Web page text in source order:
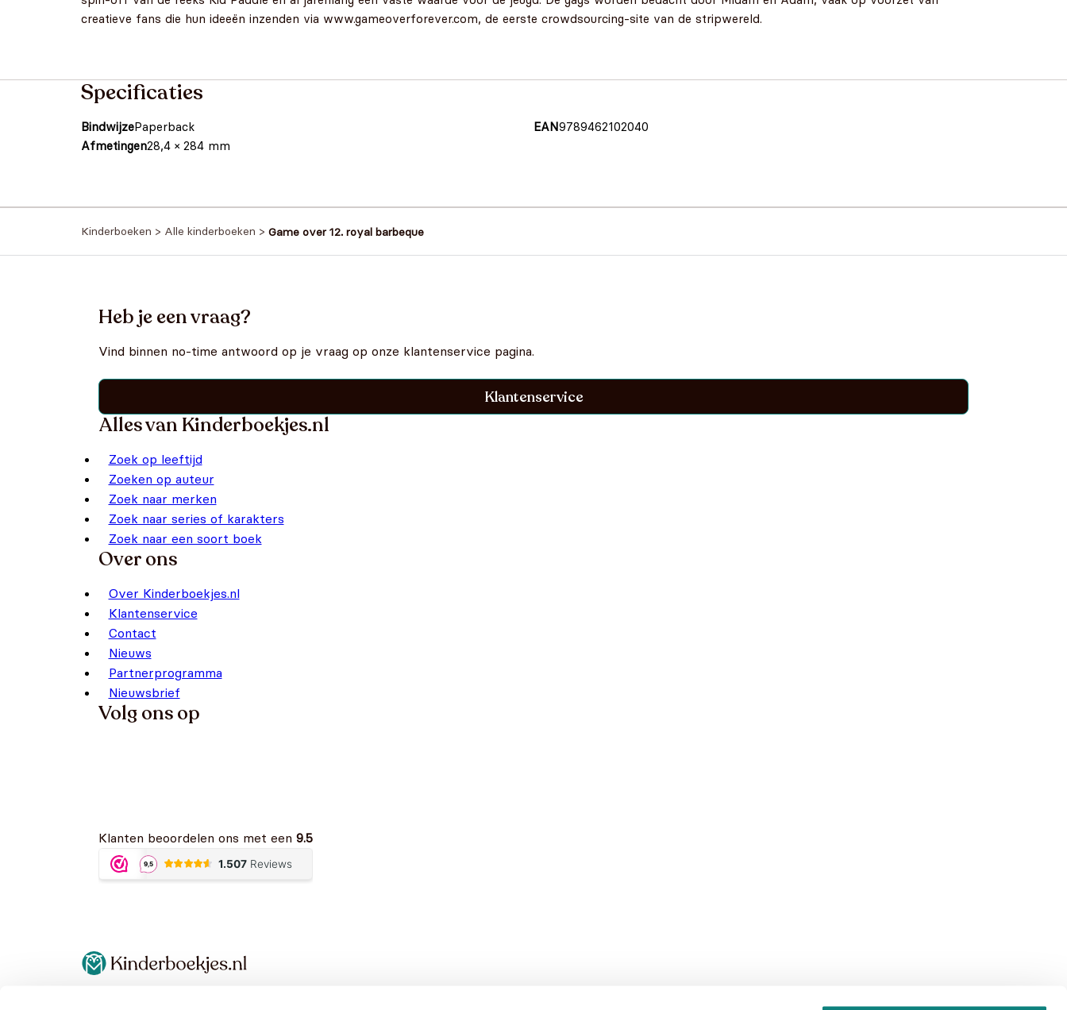
creatieve fans die hun ideeën inzenden via www.gameoverforever.com, de eerste crowdsourcing-site van de stripwereld.
Specificaties
BindwijzePaperback EAN9789462102040
Afmetingen28,4 × 284 mm
Kinderboeken > Alle kinderboeken > Game over 12. royal barbeque
Heb je een vraag?
Vind binnen no-time antwoord op je vraag op onze klantenservice pagina.
Klantenservice
Alles van Kinderboekjes.nl
Zoek op leeftijd
Zoeken op auteur
Zoek naar merken
Zoek naar series of karakters
Zoek naar een soort boek
Over ons
Over Kinderboekjes.nl
Klantenservice
Contact
Nieuws
Partnerprogramma
Nieuwsbrief
Volg ons op
Klanten beoordelen ons met een 9.5